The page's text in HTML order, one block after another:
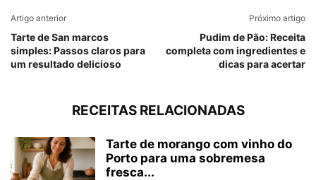
Artigo anterior
Tarte de San marcos
simples: Passos claros para
um resultado delicioso
Próximo artigo
Pudim de Pão: Receita
completa com ingredientes e
dicas para acertar
RECEITAS RELACIONADAS
Tarte de morango com vinho do
Porto para uma sobremesa
fresca...